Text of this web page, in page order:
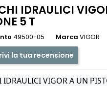
IDRAULICI
5 T
49500-05 Marca VIGOR
la tua recensione
IDRAULICI VIGOR A UN